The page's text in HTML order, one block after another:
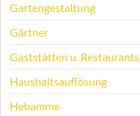
Gartengestaltung
Gärtner
Gaststätten u. Restaurants
Haushaltsauflösung
Hebamme